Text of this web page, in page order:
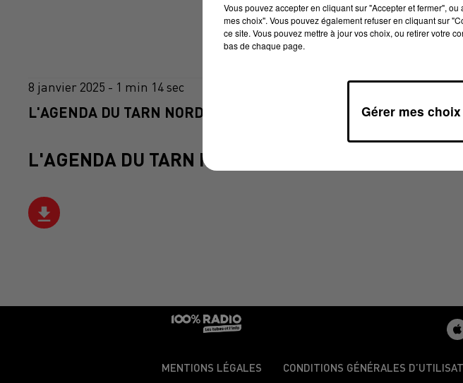
8 janvier 2025 - 1 min 14 sec
L'AGENDA DU TARN NORD DU 08/01/2025 À 16H37
L'AGENDA DU TARN NORD
MENTIONS LÉGALES CONDITIONS GÉNÉRALES
Vous pouvez accepter en cliquant sur "Accepter et fermer",
mes choix". Vous pouvez également refuser en cliquant sur
ce site. Vous pouvez mettre à jour vos choix, ou retirer votre
bas de chaque page.
Gérer mes choix